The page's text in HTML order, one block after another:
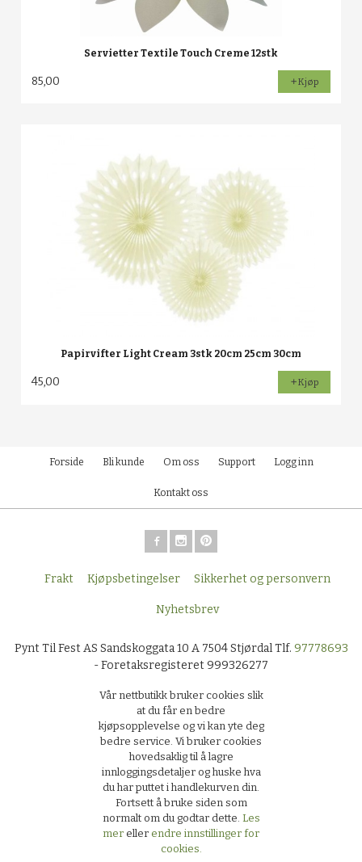
Servietter Textile Touch Creme 12stk
85,00 Kjøp
Papirvifter Light Cream 3stk 20cm 25cm 30cm
45,00 Kjøp
Forside Bli kunde Om oss Support Logg inn
Kontakt oss
Frakt Kjøpsbetingelser Sikkerhet og personvern
Nyhetsbrev
Pynt Til Fest AS Sandskoggata 10 A 7504 Stjørdal Tlf. 97778693
- Foretaksregisteret 999326277
Vår nettbutikk bruker cookies slik
at du får en bedre
kjøpsopplevelse og vi kan yte deg
bedre service. Vi bruker cookies
hovedsaklig til å lagre
innloggingsdetaljer og huske hva
du har puttet i handlekurven din.
Fortsett å bruke siden som
normalt om du godtar dette. Les
mer eller endre innstillinger for
cookies.